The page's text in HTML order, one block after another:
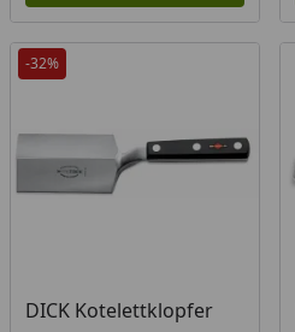
-32%
DICK Kotelettklopfer